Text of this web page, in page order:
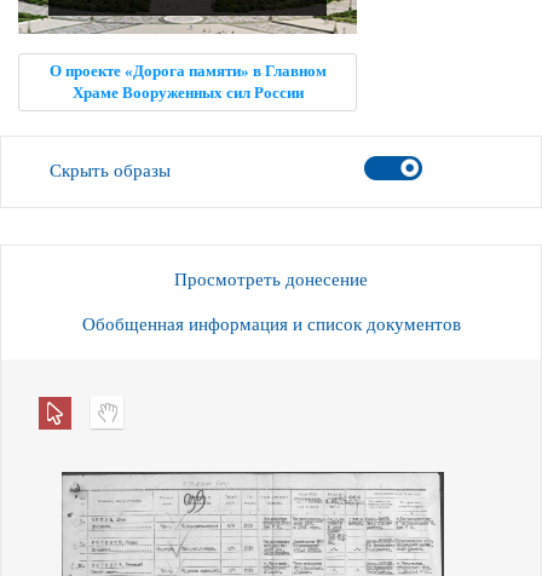
О проекте «Дорога памяти» в Главном
Храме Вооруженных сил России
Скрыть образы
Просмотреть донесение
Обобщенная информация и список документов